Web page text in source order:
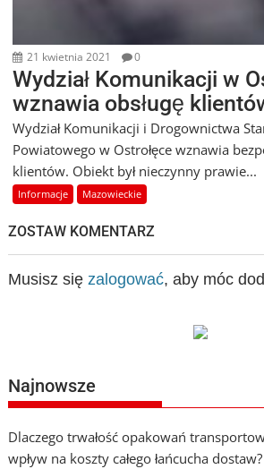
21 kwietnia 2021 0
Wydział Komunikacji w
wznawia obsługę
Wydział Komunikacji i Drogownictwa
Powiatowego w Ostrołęce wznawia
klientów. Obiekt był nieczynny prawie...
Informacje Mazowieckie
ZOSTAW KOMENTARZ
Musisz się zalogować, aby móc
Najnowsze
Dlaczego trwałość opakowań
wpływ na koszty całego łańcucha dostaw?